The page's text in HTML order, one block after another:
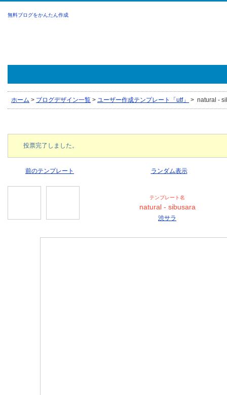
無料ブログをかんたん作成
ホーム > ブログデザイン一覧 > ユーザー作成テンプレート「utf」 > natural -
投票完了しました。
前のテンプレート ランダム表示
テンプレート名
natural - sibusara
渋サラ